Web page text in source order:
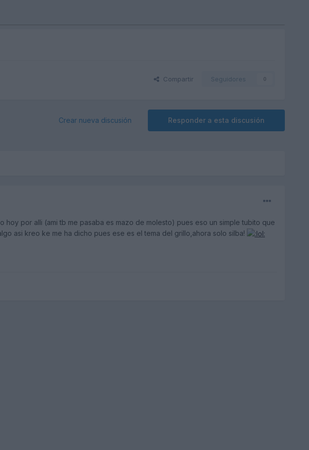
Compartir Seguidores 0
Responder a esta discusión
Crear nueva discusión
por alli (ami tb me pasaba es mazo de molesto) pues eso un simple tubito que
asi kreo ke me ha dicho pues ese es el tema del grillo,ahora solo silba!